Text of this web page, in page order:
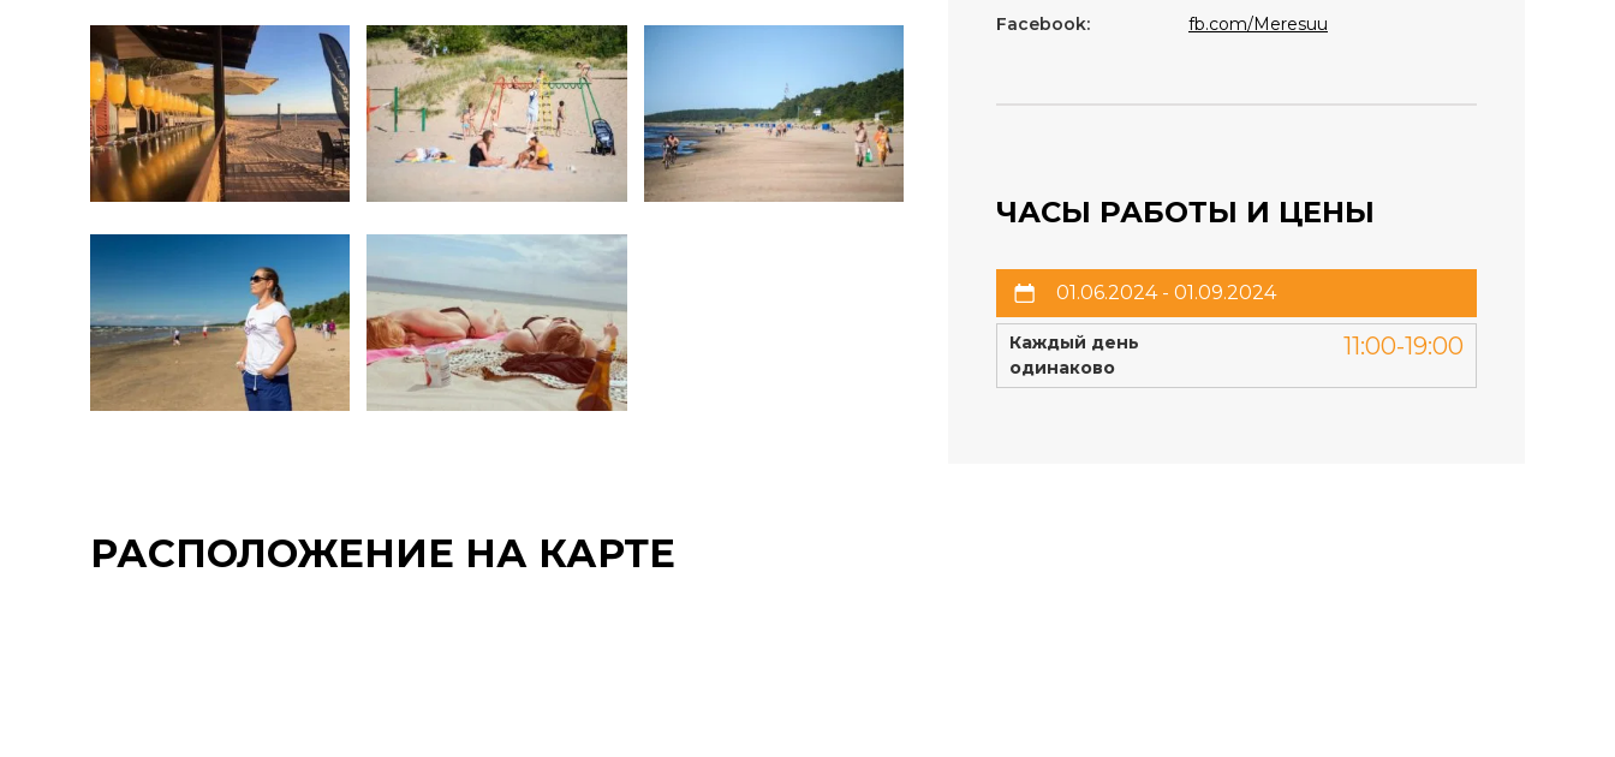
РАСПОЛОЖЕНИЕ НА КАРТЕ
Facebook:
fb.com/Meresuu
ЧАСЫ РАБОТЫ И ЦЕНЫ
01.06.2024 - 01.09.2024
Каждый день
одинаково
11:00-19:00